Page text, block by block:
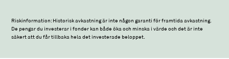
Riskinformation: Historisk avkastning är inte någon garanti för framtida avkastning.
De pengar du investerar i fonder kan både öka och minska i värde och det är inte
säkert att du får tillbaka hela det investerade beloppet.